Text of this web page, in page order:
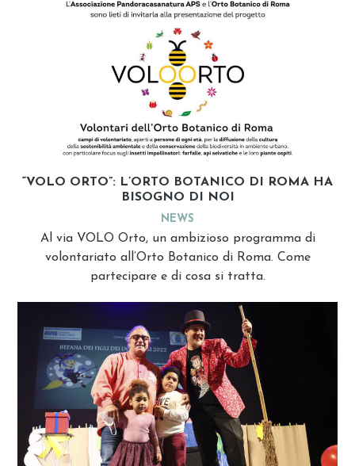
“VOLO ORTO”: L’ORTO BOTANICO DI ROMA HA
BISOGNO DI NOI
NEWS
Al via VOLO Orto, un ambizioso programma di
volontariato all’Orto Botanico di Roma. Come
partecipare e di cosa si tratta.